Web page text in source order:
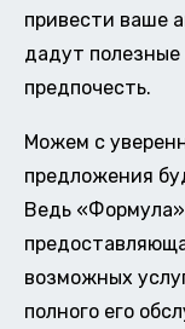
привести ваше
дадут
предпочесть.
Можем с
предложения
Ведь «Формула»
возможных
полного его